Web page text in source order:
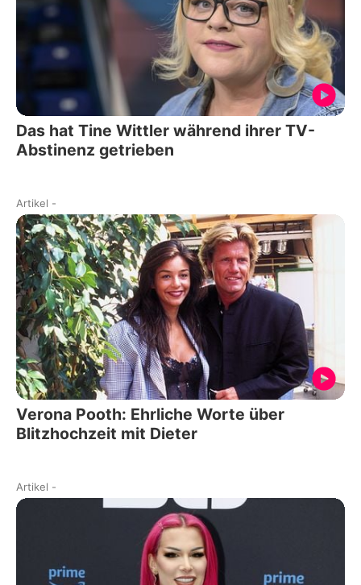
Das hat Tine Wittler während ihrer TV-
Abstinenz getrieben
Artikel -
Verona Pooth: Ehrliche Worte über
Blitzhochzeit mit Dieter
Artikel -